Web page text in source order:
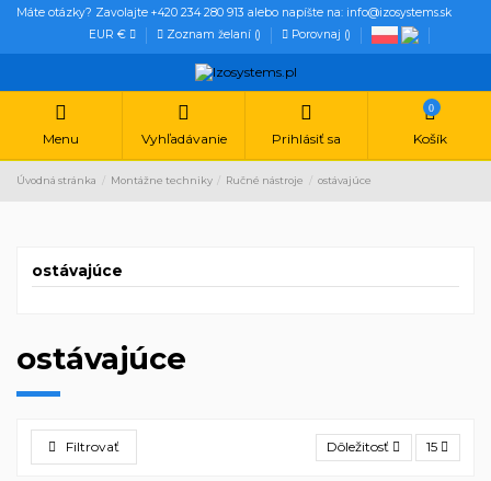
Máte otázky? Zavolajte +420 234 280 913 alebo napíšte na: info@izosystems.sk
EUR €
Zoznam želaní () Porovnaj ()
Menu Vyhľadávanie Prihlásiť sa
0
Košík
Úvodná stránka Montážne techniky Ručné nástroje ostávajúce
ostávajúce
Filtrovať Dôležitosť 15
ostávajúce